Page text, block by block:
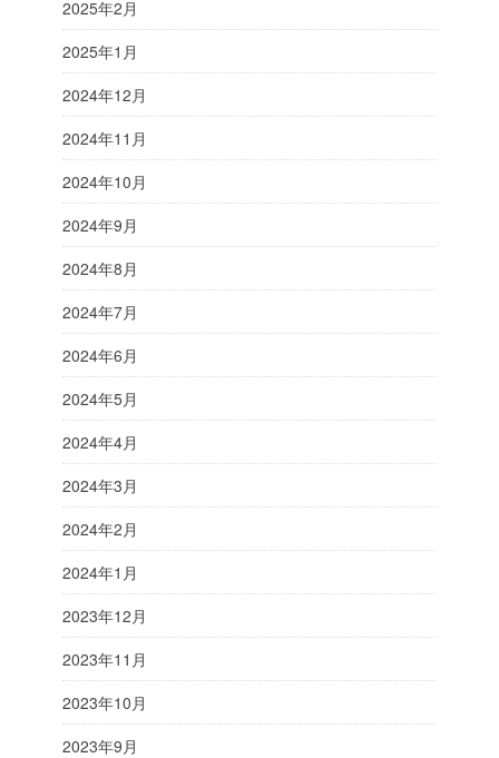
2025年2月
2025年1月
2024年12月
2024年11月
2024年10月
2024年9月
2024年8月
2024年7月
2024年6月
2024年5月
2024年4月
2024年3月
2024年2月
2024年1月
2023年12月
2023年11月
2023年10月
2023年9月